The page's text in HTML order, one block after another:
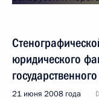
юридического
21 июня 2008 года